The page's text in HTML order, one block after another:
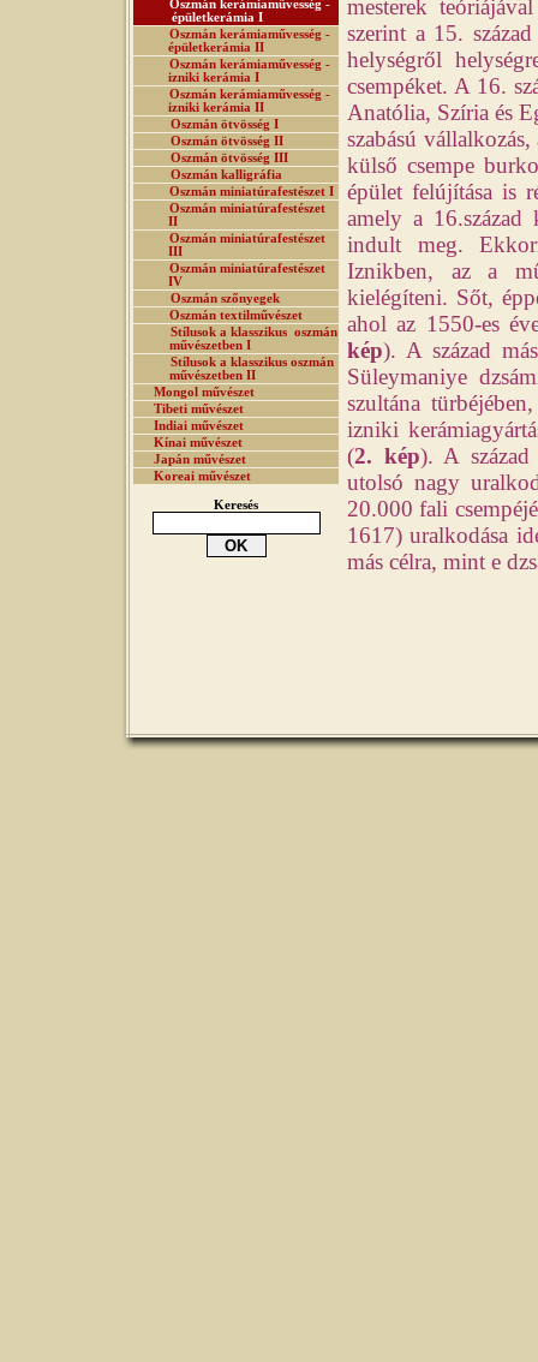
Oszmán kerámiaművesség -
épületkerámia I
Oszmán kerámiaművesség -
épületkerámia II
Oszmán kerámiaművesség -
izniki kerámia I
Oszmán kerámiaművesség -
izniki kerámia II
Oszmán ötvösség I
Oszmán ötvösség II
Oszmán ötvösség III
Oszmán kalligráfia
Oszmán miniatúrafestészet I
Oszmán miniatúrafestészet
II
Oszmán miniatúrafestészet
III
Oszmán miniatúrafestészet
IV
Oszmán szőnyegek
Oszmán textilművészet
Stílusok a klasszikus oszmán
művészetben I
Stílusok a klasszikus oszmán
művészetben II
Mongol művészet
Tibeti művészet
Indiai művészet
Kínai művészet
Japán művészet
Koreai művészet
Keresés
mesterek
szerint a 15.
helységről
csempéket. A 16.
Anatólia, Szíria és
szabású
külső csempe
épület felújítása is
amely a 16.század
indult meg.
Iznikben, az a
kielégíteni. Sőt,
ahol az 1550-es
kép). A század
Süleymaniye
szultána
izniki
(2. kép). A
utolsó nagy
20.000 fali
1617) uralkodása
más célra, mint e